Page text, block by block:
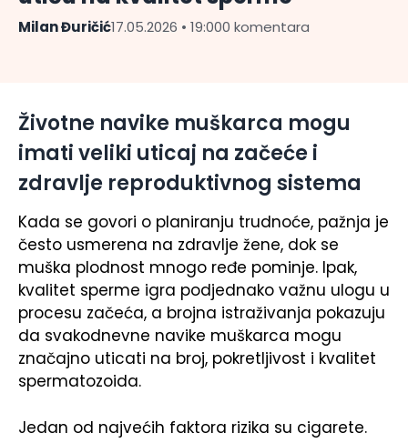
Milan Đuričić17.05.2026 • 19:000 komentara
Životne navike muškarca mogu
imati veliki uticaj na začeće i
zdravlje reproduktivnog sistema
Kada se govori o planiranju trudnoće, pažnja je
često usmerena na zdravlje žene, dok se
muška plodnost mnogo ređe pominje. Ipak,
kvalitet sperme igra podjednako važnu ulogu u
procesu začeća, a brojna istraživanja pokazuju
da svakodnevne navike muškarca mogu
značajno uticati na broj, pokretljivost i kvalitet
spermatozoida.
Jedan od najvećih faktora rizika su cigarete.